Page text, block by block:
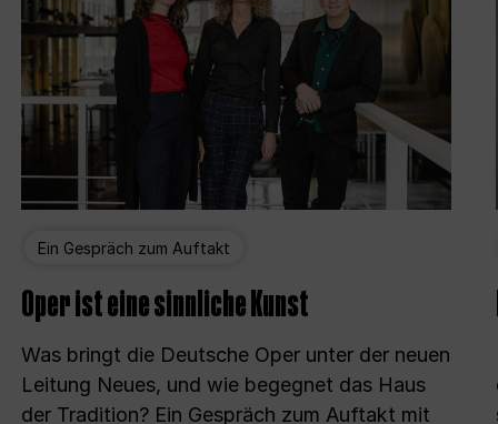
Ein Gespräch zum Auftakt
Oper ist eine sinnliche Kunst
Was bringt die Deutsche Oper unter der neuen
Leitung Neues, und wie begegnet das Haus
der Tradition? Ein Gespräch zum Auftakt mit